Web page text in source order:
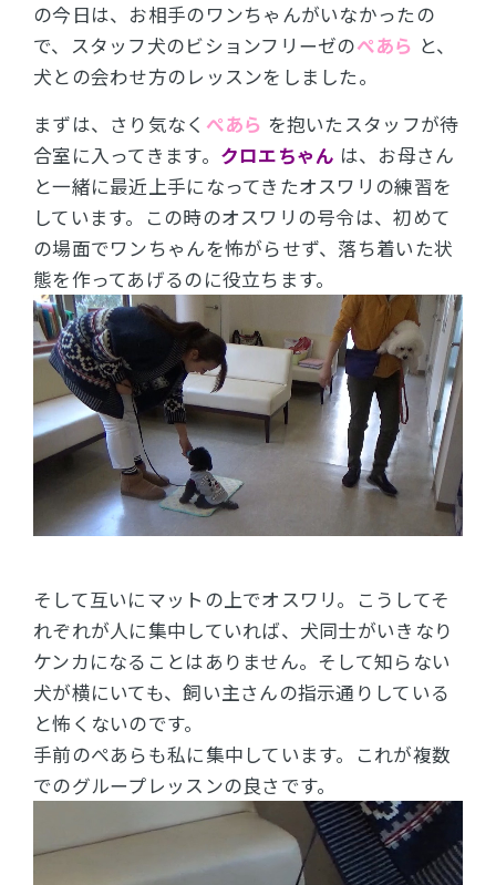
の今日は、お相手のワンちゃんがいなかったの
で、スタッフ犬のビションフリーゼのぺあら と、
犬との会わせ方のレッスンをしました。
まずは、さり気なく ぺあら を抱いたスタッフが待
合室に入ってきます。 クロエちゃん は、お母さん
と一緒に最近上手になってきたオスワリの練習を
しています。
この時のオスワリの号令は、初めて
の場面でワンちゃんを怖がらせず、落ち着いた状
態を作ってあげるのに役立ちます。
そして互いにマットの上でオスワリ。
こうしてそ
れぞれが人に集中していれば、 犬同士がいきなり
ケンカになることはありません。 そして知らない
犬が横にいても、飼い主さんの指示通りしている
と怖くないのです。
手前のぺあらも私に集中しています。
これが複数
でのグループレッスンの良さです。